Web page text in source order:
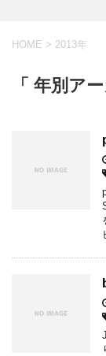
HOME > 2013年
「 年別ア